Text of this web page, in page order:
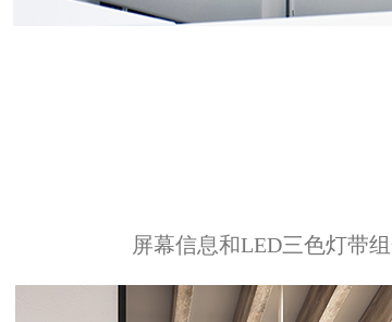
屏幕信息和LED三色灯带